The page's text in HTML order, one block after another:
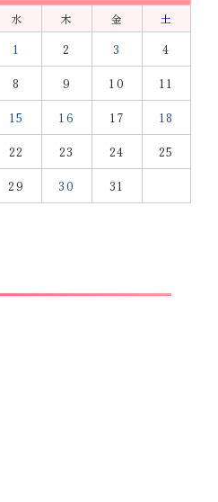
水 木 金
土
1
2 3 4
8 9 10 11
15 16 17 18
22 23 24 25
29 30 31